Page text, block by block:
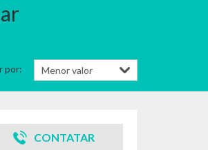
por:
CONTATAR